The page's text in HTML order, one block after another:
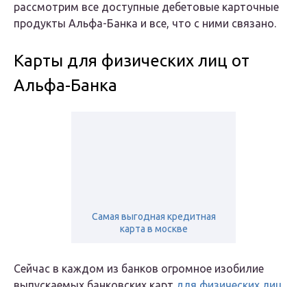
рассмотрим все доступные дебетовые карточные
продукты Альфа-Банка и все, что с ними связано.
Карты для физических лиц от
Альфа-Банка
Самая выгодная кредитная
карта в москве
Сейчас в каждом из банков огромное изобилие